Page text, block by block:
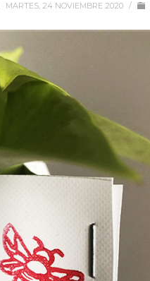
MARTES, 24 NOVIEMBRE 2020 /